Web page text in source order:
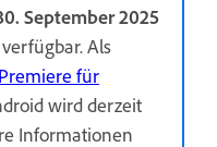
September 2025
Als
Premiere für
wird derzeit
Informationen